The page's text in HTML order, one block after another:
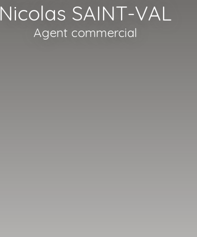
Nicolas SAINT-VAL
Agent commercial